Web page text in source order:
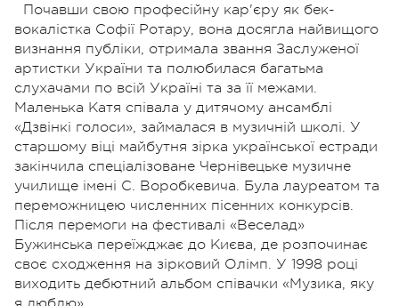
Почавши свою професійну кар'єру як бек-
вокалістка Софії Ротару, вона досягла найвищого
визнання публіки, отримала звання Заслуженої
артистки України та полюбилася багатьма
слухачами по всій Україні та за її межами.
Маленька Катя співала у дитячому ансамблі
«Дзвінкі голоси», займалася в музичній школі. У
старшому віці майбутня зірка української естради
закінчила спеціалізоване Чернівецьке музичне
училище імені С. Воробкевича. Була лауреатом та
переможницею численних пісенних конкурсів.
Після перемоги на фестивалі «Веселад»
Бужинська переїжджає до Києва, де розпочинає
своє сходження на зірковий Олімп. У 1998 році
виходить дебютний альбом співачки «Музика, яку